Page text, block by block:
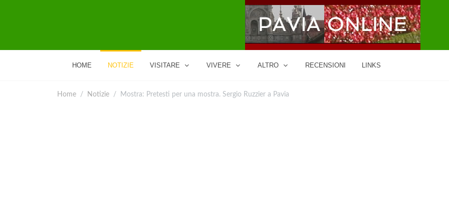
HOME NOTIZIE VISITARE VIVERE ALTRO RECENSIONI LINKS
Home Notizie Mostra: Pretesti per una mostra. Sergio Ruzzier a Pavia